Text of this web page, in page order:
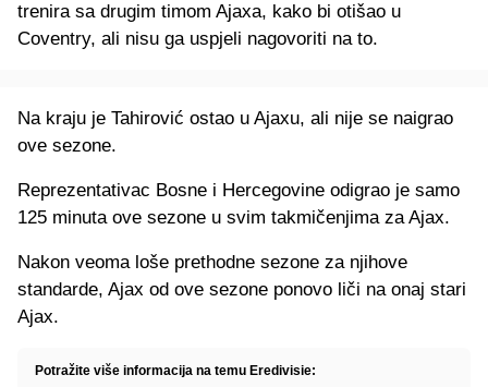
trenira sa drugim timom Ajaxa, kako bi otišao u
Coventry, ali nisu ga uspjeli nagovoriti na to.
Na kraju je Tahirović ostao u Ajaxu, ali nije se naigrao
ove sezone.
Reprezentativac Bosne i Hercegovine odigrao je samo
125 minuta ove sezone u svim takmičenjima za Ajax.
Nakon veoma loše prethodne sezone za njihove
standarde, Ajax od ove sezone ponovo liči na onaj stari
Ajax.
Potražite više informacija na temu Eredivisie: